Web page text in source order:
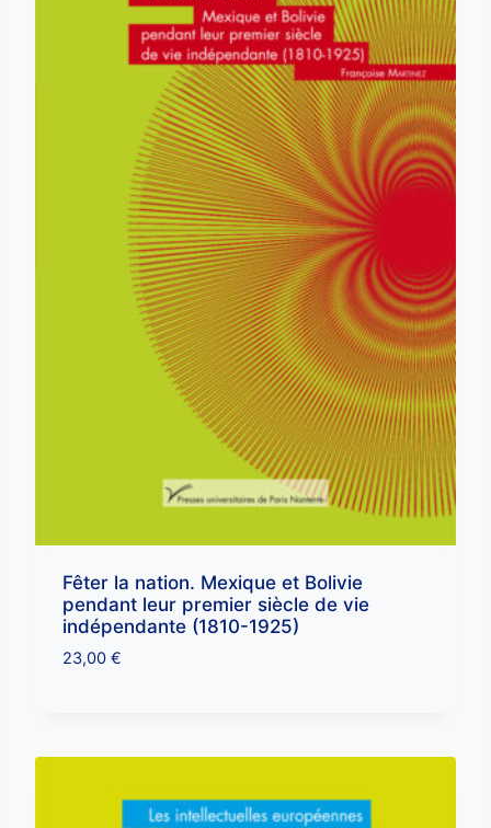
Fêter la nation. Mexique et Bolivie
pendant leur premier siècle de vie
indépendante (1810-1925)
23,00 €